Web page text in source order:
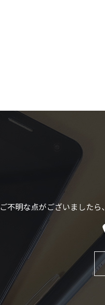
ご不明な点がございましたら、